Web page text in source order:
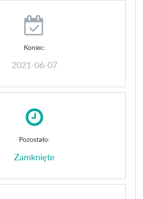
Koniec:
2021-06-07
Pozostało:
Zamknięte